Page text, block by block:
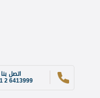
اتصل بنا
2 6413999